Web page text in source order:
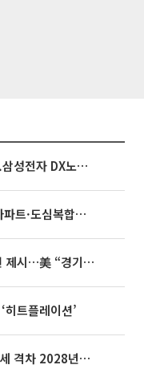
3445억 자사주 지급 마쳤는데...삼성전자 DX노조, 뒤늦은 '떼쓰기 집회'
영끌 '주택공급' 대책 임박⋯비아파트·도심복합까지 총동원
이란, 미국에 호르무즈 합의 조건 제시…美 “경기 아직 안 끝나” [종합]
트플레이션’
종부세 개편에도…1·3주택 종부세 격차 2028년부터 확대